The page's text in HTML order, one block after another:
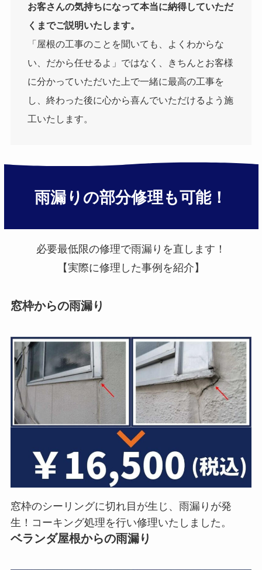
お客さんの気持ちになって本当に納得していただ
くまでご説明いたします。
「屋根の工事のことを聞いても、よくわからな
い、だから任せるよ」ではなく、きちんとお客様
に分かっていただいた上で一緒に最高の工事を
し、終わった後に心から喜んでいただけるよう施
工いたします。
雨漏りの部分修理も可能！
必要最低限の修理で雨漏りを直します！
【実際に修理した事例を紹介】
窓枠からの雨漏り
窓枠のシーリングに切れ目が生じ、雨漏りが発
生！コーキング処理を行い修理いたしました。
ベランダ屋根からの雨漏り